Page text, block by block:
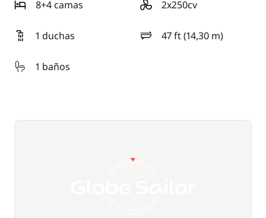
8+4 camas
2x250cv
motorización
1 duchas
47 ft (14,30 m)
eslora
1 baños